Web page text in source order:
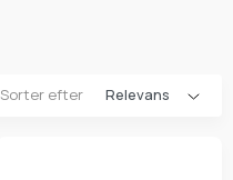
Sorter efter